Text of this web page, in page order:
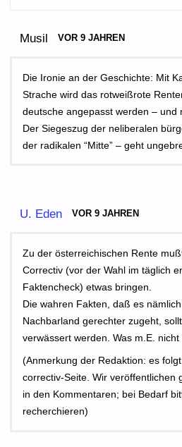
Musil VOR 9 JAHREN
Die Ironie an der Geschichte: Mit
Strache wird das rotweißrote
deutsche angepasst werden – und
Der Siegeszug der neliberalen
der radikalen “Mitte” – geht
U. Eden VOR 9 JAHREN
Zu der österreichischen Rente
Correctiv (vor der Wahl im täglich
Faktencheck) etwas bringen.
Die wahren Fakten, daß es
Nachbarland gerechter zugeht,
verwässert werden. Was m.E. nicht
(Anmerkung der Redaktion: es
correctiv-Seite. Wir veröffentlichen
in den Kommentaren; bei Bedarf
recherchieren)